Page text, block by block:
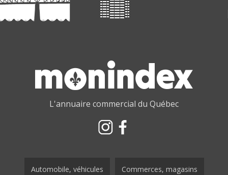
L'annuaire commercial du Québec
Automobile, véhicules Commerces, magasins